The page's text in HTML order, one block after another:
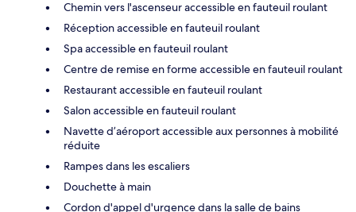
Chemin vers l'ascenseur accessible en fauteuil roulant
Réception accessible en fauteuil roulant
Spa accessible en fauteuil roulant
Centre de remise en forme accessible en fauteuil roulant
Restaurant accessible en fauteuil roulant
Salon accessible en fauteuil roulant
Navette d’aéroport accessible aux personnes à mobilité
réduite
Rampes dans les escaliers
Douchette à main
Cordon d'appel d'urgence dans la salle de bains